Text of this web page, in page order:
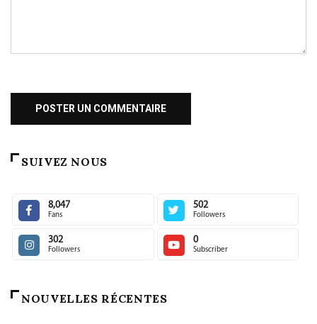
SUIVEZ NOUS
8,047
Fans
502
Followers
302
Followers
0
Subscriber
NOUVELLES RÉCENTES